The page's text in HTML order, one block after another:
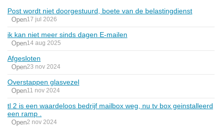
Post wordt niet doorgestuurd, boete van de belastingdienst
Open17 jul 2026
ik kan niet meer sinds dagen E-mailen
Open14 aug 2025
Afgesloten
Open23 nov 2024
Overstappen glasvezel
Open11 nov 2024
tl 2 is een waardeloos bedrijf mailbox weg, nu tv box geinstalleerd
een ramp .
Open2 nov 2024